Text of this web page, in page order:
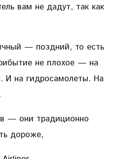
вам не дадут, так как
— поздний, то есть
не плохое — на
И на гидросамолеты. На
— они традиционно
дороже,